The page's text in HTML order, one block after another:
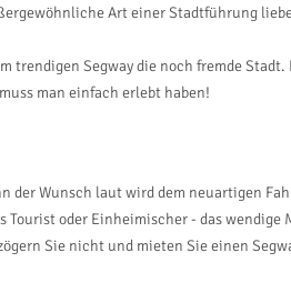
Art einer Stadtführung
Segway die noch fremde
man einfach erlebt haben!
Wunsch laut wird dem neuartigen
oder Einheimischer - das
Sie nicht und mieten Sie einen